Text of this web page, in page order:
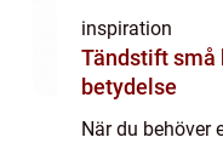
inspiration
Tändstift små komponenter med stor
betydelse
När du behöver